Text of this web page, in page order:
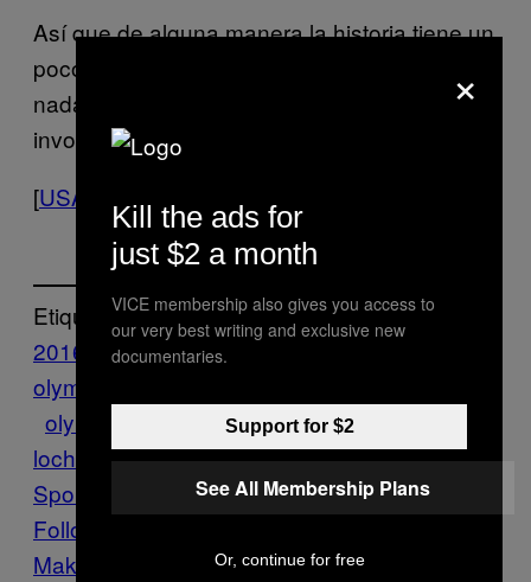
Así que de alguna manera la historia tiene un
poco de verdad si lo pensamos bien: unos
nadadores no tenían dinero, hubo armas
involucradas y… eso es todo, supongo.
[USA Today
Etiquetado:
2016
olympics
olympics rio olympics Rio 2016
lochte
Sports u.s. swimming usoc VICE
Sports
Follow Us On Discover
Make Us Preferred In Top Stories
×
Kill the ads for
just $2 a month
VICE membership also gives you access to
our very best writing and exclusive new
documentaries.
Support for $2
See All Membership Plans
Or, continue for free